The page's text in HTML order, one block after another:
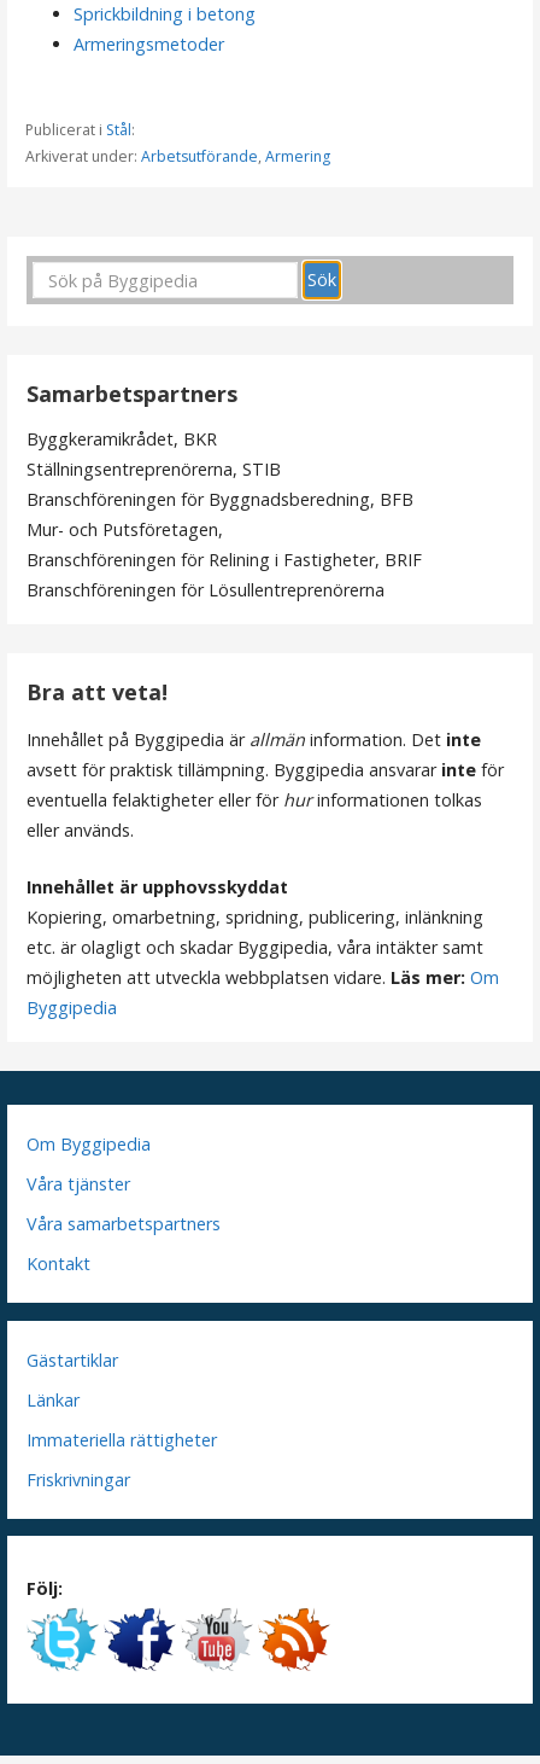
Sprickbildning i betong
Armeringsmetoder
Publicerat i Stål:
Arkiverat under: Arbetsutförande, Armering
g
n
n
Samarbetspartners
Byggkeramikrådet, BKR
Ställningsentreprenörerna, STIB
Branschföreningen för Byggnadsberedning, BFB
Mur- och Putsföretagen,
Branschföreningen för Relining i Fastigheter, BRIF
Branschföreningen för Lösullentreprenörerna
Bra att veta!
Innehållet på Byggipedia är allmän information. Det inte
avsett för praktisk tillämpning. Byggipedia ansvarar inte för
eventuella felaktigheter eller för hurinformationen tolkas
eller används.
Innehållet är upphovsskyddat
Kopiering, omarbetning, spridning, publicering, inlänkning
etc. är olagligt och skadar Byggipedia, våra intäkter samt
möjligheten att utveckla webbplatsen vidare. Läs mer: Om
Byggipedia
Om Byggipedia
Våra tjänster
Våra samarbetspartners
Kontakt
Gästartiklar
Länkar
Immateriella rättigheter
Friskrivningar
Följ: